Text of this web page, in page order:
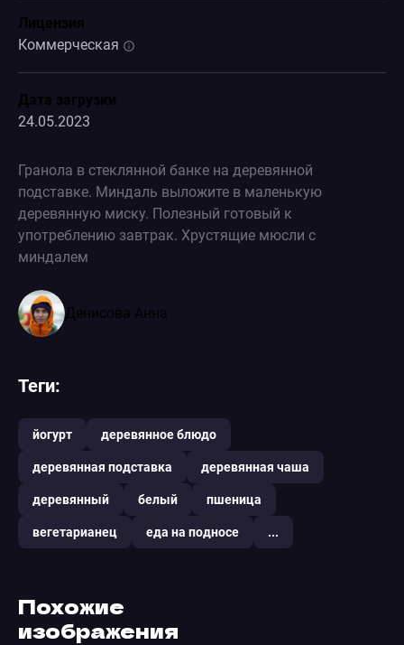
Лицензия
Коммерческая
Дата загрузки
24.05.2023
Гранола в стеклянной банке на деревянной
подставке. Миндаль выложите в маленькую
деревянную миску. Полезный готовый к
употреблению завтрак. Хрустящие мюсли с
миндалем
Денисова Анна
Теги:
йогурт деревянное блюдо
деревянная подставка деревянная чаша
деревянный белый пшеница
вегетарианец еда на подносе ...
Похожие
изображения